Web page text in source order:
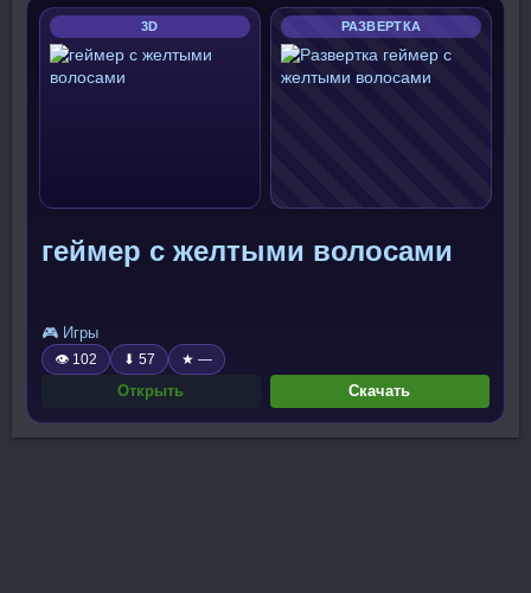
3D РАЗВЕРТКА
геймер с желтыми волосами
🎮 Игры
👁 102 ⬇ 57 ★ —
Открыть Скачать